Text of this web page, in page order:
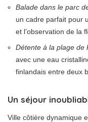
Balade dans le parc
un cadre parfait pour
et l’observation de la
Détente à la plage de
avec une eau
finlandais entre deux
Un séjour
Ville côtière dynamique